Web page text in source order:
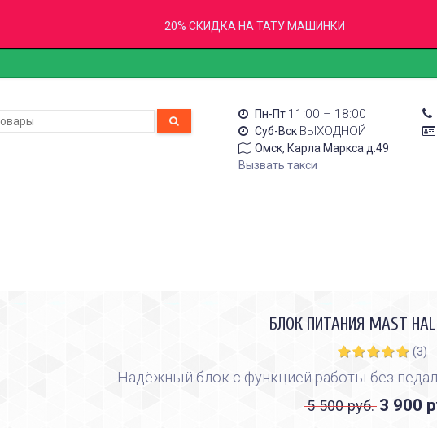
20% СКИДКА НА ТАТУ МАШИНКИ
Пн-Пт 11:00 – 18:00
Суб-Вск ВЫХОДНОЙ
Омск, Карла Маркса д.49
Вызвать такси
БЛОК ПИТАНИЯ MAST
(3)
Надёжный блок с функцией работы без
5 500 руб. 3 900